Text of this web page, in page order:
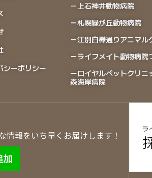
シーポリシー
－上石神井動物病院
－札幌緑が丘動物病院
－江別白樺通りアニマル
－ライフメイト動物病院
ーロイヤルペットクリニ
森海岸病院
情報をいち早くお届けします！